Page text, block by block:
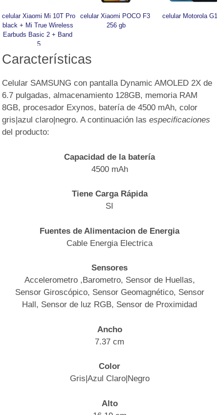
celular Xiaomi Mi 10T Pro
black + Mi True Wireless
Earbuds Basic 2 + Band
5
celular Xiaomi POCO F3
256 gb
celular Motorola
Características
Celular SAMSUNG con pantalla Dynamic AMOLED 2X de
6.7 pulgadas, almacenamiento 128GB, memoria RAM
8GB, procesador Exynos, batería de 4500 mAh, color
gris|azul claro|negro. A continuación lasespecificaciones
del producto:
Capacidad de la batería
4500 mAh
Tiene Carga Rápida
SI
Fuentes de Alimentacion de Energia
Cable Energia Electrica
Sensores
Accelerometro ,Barometro, Sensor de Huellas,
Sensor Giroscópico, Sensor Geomagnético, Sensor
Hall, Sensor de luz RGB, Sensor de Proximidad
Ancho
7.37 cm
Color
Gris|Azul Claro|Negro
Alto